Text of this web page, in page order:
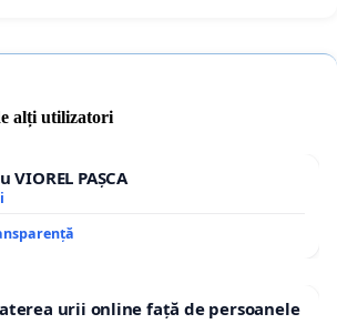
alți utilizatori
PAȘCA
urii online față de persoanele